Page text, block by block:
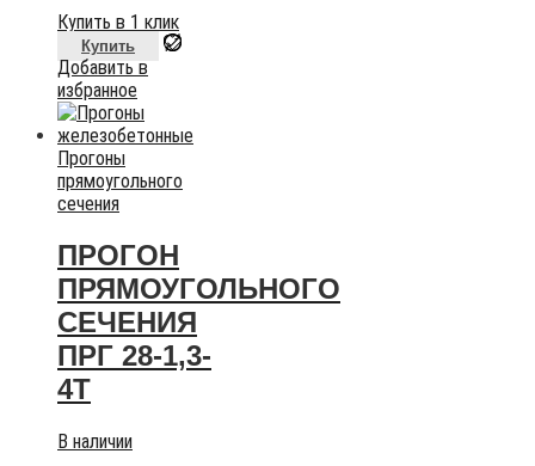
Купить в 1 клик
Купить
Добавить в
избранное
Прогоны
прямоугольного
сечения
ПРОГОН
ПРЯМОУГОЛЬНОГО
СЕЧЕНИЯ
ПРГ 28-1,3-
4Т
В наличии